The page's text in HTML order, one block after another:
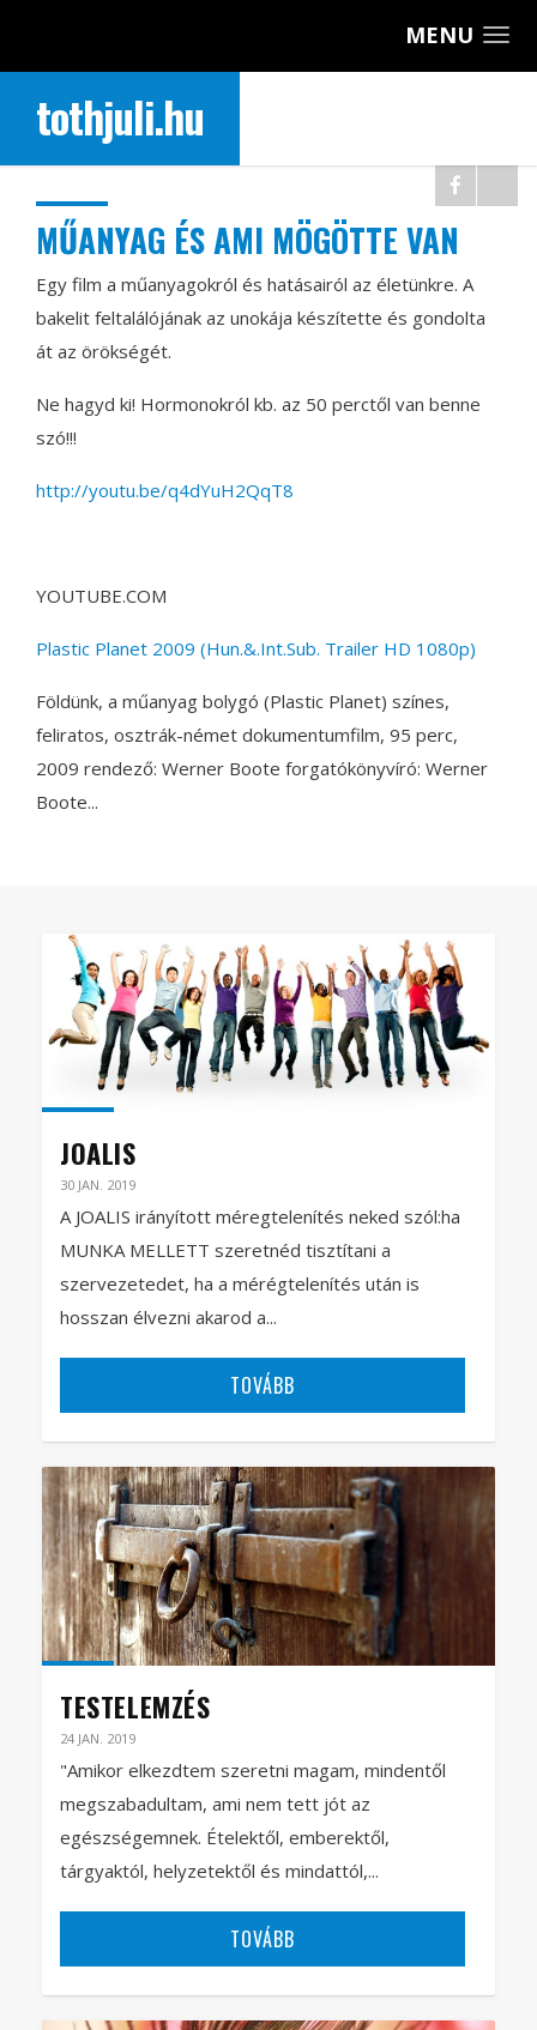
MENU
tothjuli.hu
MŰANYAG ÉS AMI MÖGÖTTE VAN
Egy film a műanyagokról és hatásairól az életünkre. A
bakelit feltalálójának az unokája készítette és gondolta
át az örökségét.
Ne hagyd ki! Hormonokról kb. az 50 perctől van benne
szó!!!
http://youtu.be/q4dYuH2QqT8
YOUTUBE.COM
Plastic Planet 2009 (Hun.&.Int.Sub. Trailer HD 1080p)
Földünk, a műanyag bolygó (Plastic Planet) színes,
feliratos, osztrák-német dokumentumfilm, 95 perc,
2009 rendező: Werner Boote forgatókönyvíró: Werner
Boote...
JOALIS
30 JAN. 2019
A JOALIS irányított méregtelenítés neked szól:ha
MUNKA MELLETT szeretnéd tisztítani a
szervezetedet, ha a mérégtelenítés után is
hosszan élvezni akarod a...
TOVÁBB
TESTELEMZÉS
24 JAN. 2019
"Amikor elkezdtem szeretni magam, mindentől
megszabadultam, ami nem tett jót az
egészségemnek. Ételektől, emberektől,
tárgyaktól, helyzetektől és mindattól,...
TOVÁBB